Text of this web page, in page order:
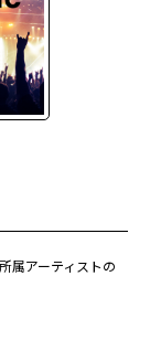
属アーティストの